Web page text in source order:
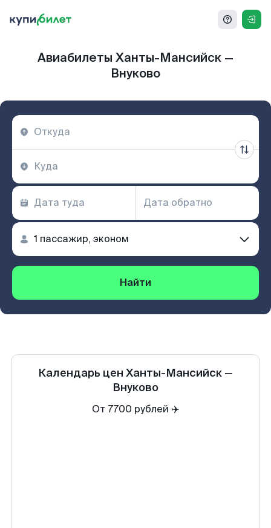
Авиабилеты Ханты-Мансийск —
Внуково
Найти
Календарь цен Ханты-Мансийск —
Внуково
От 7700 рублей ✈️